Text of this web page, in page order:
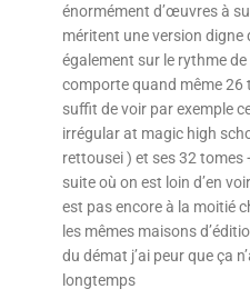
énormément d’œuvres à
méritent une version digne
également sur le rythme
comporte quand même 26
suffit de voir par exemple
irrégular at magic high
rettousei ) et ses 32 tomes
suite où on est loin d’en
est pas encore à la moitié
les mêmes maisons
du démat j’ai peur que ça
longtemps